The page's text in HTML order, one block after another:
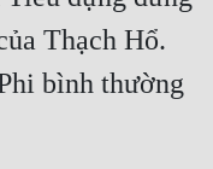
Thạch Hổ.
bình thường